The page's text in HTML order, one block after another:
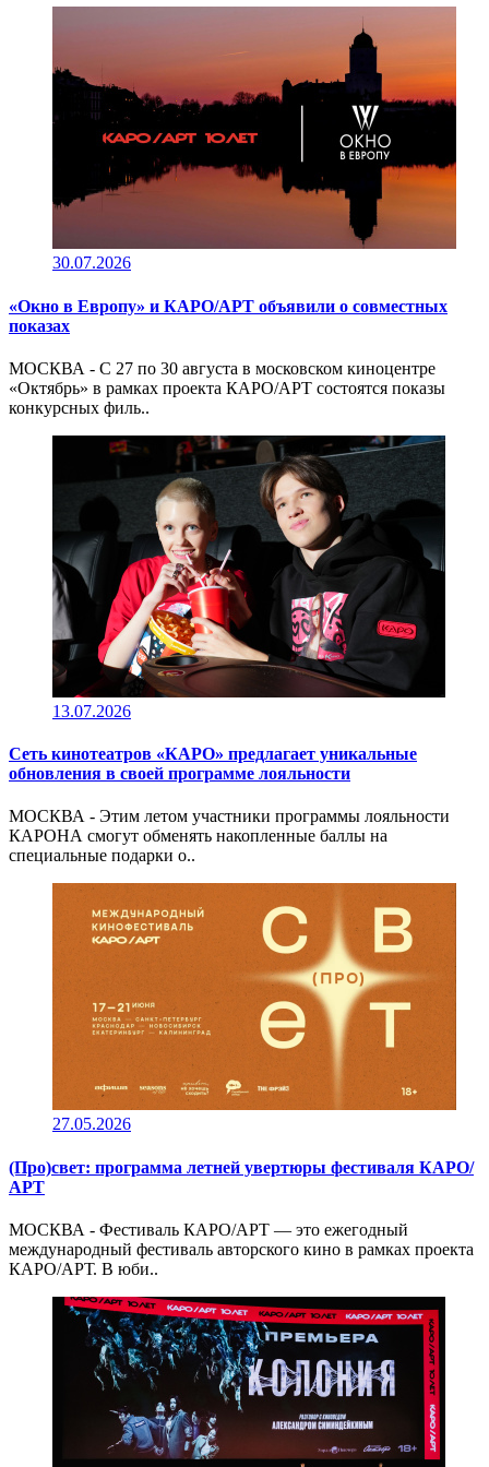
30.07.2026
«Окно в Европу» и КАРО/АРТ объявили о совместных
показах
МОСКВА - С 27 по 30 августа в московском киноцентре
«Октябрь» в рамках проекта КАРО/АРТ состоятся показы
конкурсных филь..
13.07.2026
Сеть кинотеатров «КАРО» предлагает уникальные
обновления в своей программе лояльности
МОСКВА - Этим летом участники программы лояльности
КАРОНА смогут обменять накопленные баллы на
специальные подарки о..
27.05.2026
(Про)свет: программа летней увертюры фестиваля КАРО/
АРТ
МОСКВА - Фестиваль КАРО/АРТ — это ежегодный
международный фестиваль авторского кино в рамках проекта
КАРО/АРТ. В юби..